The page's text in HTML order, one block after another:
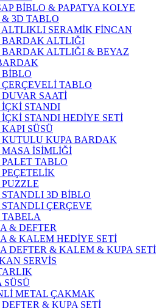
BİBLO & PAPATYA KOLYE
& 3D TABLO
ALTLIKLI SERAMİK FİNCAN
BARDAK ALTLIĞI
BARDAK ALTLIĞI & BEYAZ
BİBLO
ÇERÇEVELİ TABLO
DUVAR SAATİ
İÇKİ STANDI
İÇKİ STANDI HEDİYE SETİ
SÜSÜ
KUTULU KUPA BARDAK
MASA İSİMLİĞİ
PALET TABLO
STANDLI 3D BİBLO
ÇERÇEVE
TABELA
& DEFTER
& KALEM HEDİYE SETİ
DEFTER & KALEM & KUPA SETİ
SERVİS
SÜSÜ
METAL ÇAKMAK
& KUPA SETİ